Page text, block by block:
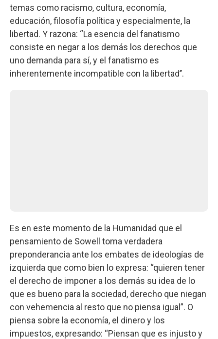
temas como racismo, cultura, economía,
educación, filosofía política y especialmente, la
libertad. Y razona: “La esencia del fanatismo
consiste en negar a los demás los derechos que
uno demanda para sí, y el fanatismo es
inherentemente incompatible con la libertad’’.
Es en este momento de la Humanidad que el
pensamiento de Sowell toma verdadera
preponderancia ante los embates de ideologías de
izquierda que como bien lo expresa: “quieren tener
el derecho de imponer a los demás su idea de lo
que es bueno para la sociedad, derecho que niegan
con vehemencia al resto que no piensa igual”. O
piensa sobre la economía, el dinero y los
impuestos, expresando: “Piensan que es injusto y